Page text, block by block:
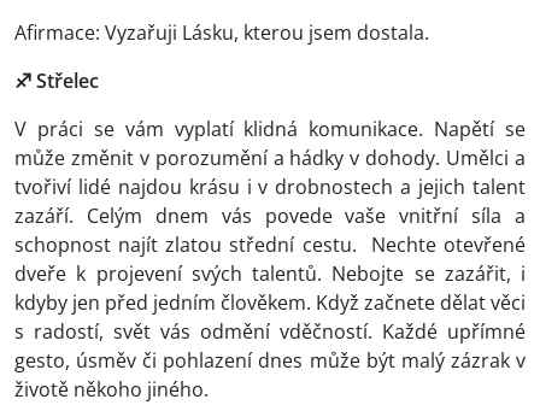
Afirmace: Vyzařuji Lásku, kterou jsem dostala.
♐ Střelec
V práci se vám vyplatí klidná komunikace. Napětí se
může změnit v porozumění a hádky v dohody. Umělci a
tvořiví lidé najdou krásu i v drobnostech a jejich talent
zazáří. Celým dnem vás povede vaše vnitřní síla a
schopnost najít zlatou střední cestu. Nechte otevřené
dveře k projevení svých talentů. Nebojte se zazářit, i
kdyby jen před jedním člověkem. Když začnete dělat věci
s radostí, svět vás odmění vděčností. Každé upřímné
gesto, úsměv či pohlazení dnes může být malý zázrak v
životě někoho jiného.